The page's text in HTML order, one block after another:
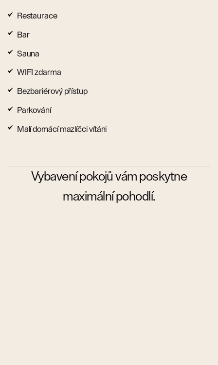
Restaurace
Bar
Sauna
WIFI zdarma
Bezbariérový přístup
Parkování
Malí domácí mazlíčci vítáni
Vybavení pokojů vám poskytne
maximální pohodlí.